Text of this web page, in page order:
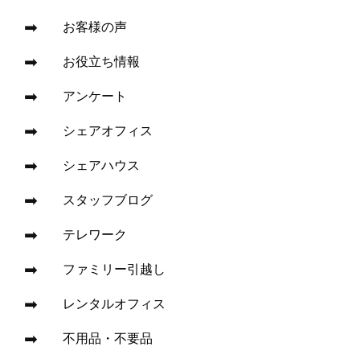
お客様の声
お役立ち情報
アンケート
シェアオフィス
シェアハウス
スタッフブログ
テレワーク
ファミリー引越し
レンタルオフィス
不用品・不要品